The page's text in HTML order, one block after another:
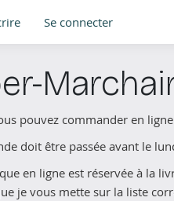
Se connecter
pouvez commander en
doit être passée avant le
en ligne est réservée à la
je vous mette sur la liste